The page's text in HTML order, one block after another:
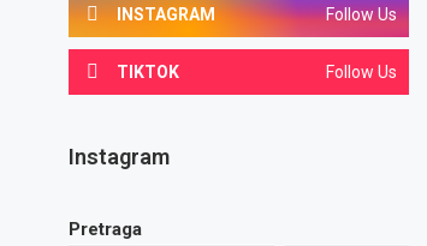
INSTAGRAM Follow Us
TIKTOK Follow Us
Instagram
Pretraga